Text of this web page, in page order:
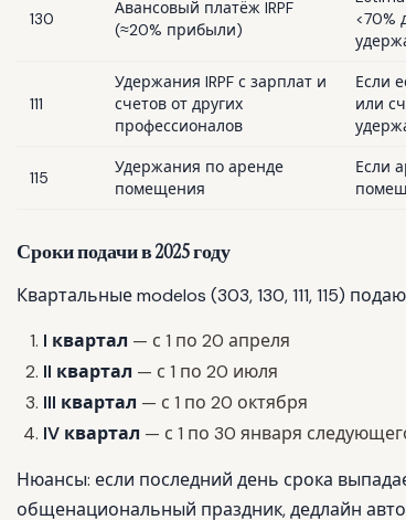
130
Авансовый платёж IRPF
(≈20% прибыли)
<70%
111
Удержания IRPF с зарплат и
счетов от других
профессионалов
Если
или
115
Удержания по аренде
помещения
Если
Сроки подачи в 2025 году
Квартальные modelos (303, 130, 111, 115)
I квартал — с 1 по 20 апреля
II квартал — с 1 по 20 июля
III квартал — с 1 по 20 октября
IV квартал — с 1 по 30 января
Нюансы: если последний день срока
общенациональный праздник, дедлайн